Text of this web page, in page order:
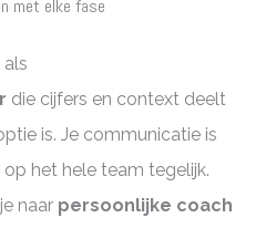
met elke fase
als
die cijfers en context deelt
is. Je communicatie is
het hele team tegelijk.
naar persoonlijke coach